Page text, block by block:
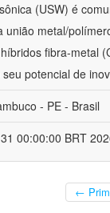
(USW) é
metal/
fibra-metal
potencial de
- PE - Brasil
00:00:00 BRT
←